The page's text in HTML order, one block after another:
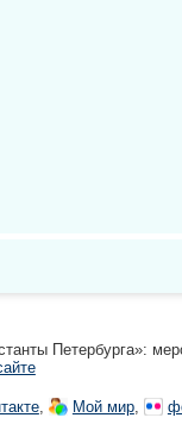
Петербурга»:
, Мой мир,